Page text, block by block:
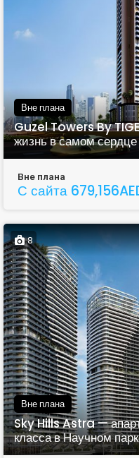
Вне плана
Guzel Towers By
жизнь в самом
Вне плана
С сайта
8
Вне плана
Sky Hills Astra —
класса в Научном